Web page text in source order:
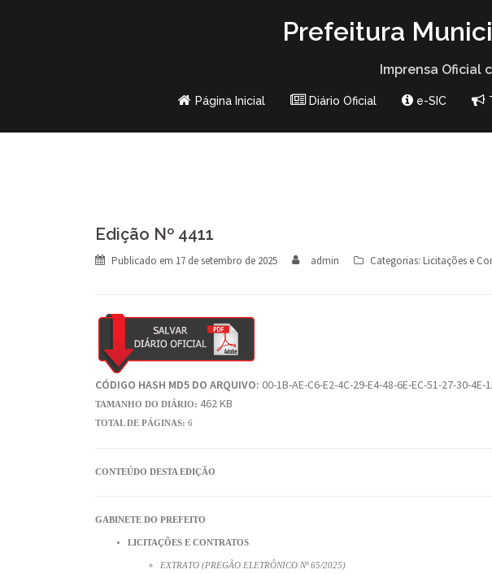
Prefeitura
Imprensa Oficial
Página Inicial Diário Oficial e-SIC
Edição Nº 4411
Publicado em 17 de setembro de 2025 admin Categorias: Licitações e
CÓDIGO HASH MD5 DO ARQUIVO: 00-1B-AE-C6-E2-4C-29-E4-48-6E-EC-51-27-30-4E-
TAMANHO DO DIÁRIO: 462 KB
TOTAL DE PÁGINAS: 6
CONTEÚDO DESTA EDIÇÃO
GABINETE DO PREFEITO
LICITAÇÕES E CONTRATOS
EXTRATO (PREGÃO ELETRÔNICO Nº 65/2025)